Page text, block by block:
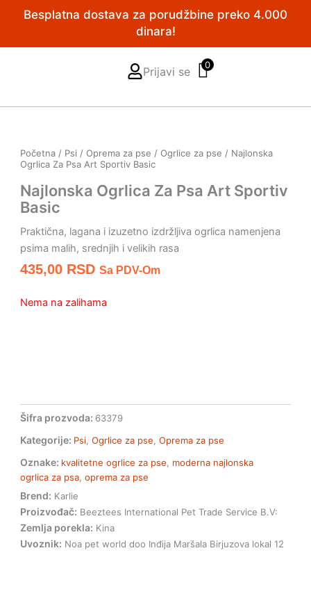
Besplatna dostava za porudžbine preko 4.000
dinara!
Prijavi se 0
Početna / Psi /Oprema za pse /Ogrlice za pse / Najlonska
Ogrlica Za Psa Art Sportiv Basic
Najlonska Ogrlica Za Psa Art Sportiv
Basic
Praktična, lagana i izuzetno izdržljiva ogrlica namenjena
psima malih, srednjih i velikih rasa
435,00 RSD Sa PDV-Om
Nema na zalihama
Šifra prozvoda: 63379
Kategorije: Psi ,Ogrlice za pse ,Oprema za pse
Oznake: kvalitetne ogrlice za pse
moderna najlonska
ogrlica za psa ,oprema za pse
Brend: Karlie
Proizvođač: Beeztees International Pet Trade Service B.V:
Zemlja porekla: Kina
Uvoznik: Noa pet world doo Inđija Maršala Birjuzova lokal 12